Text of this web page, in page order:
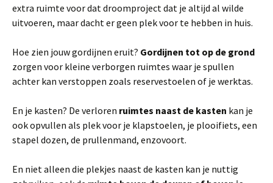
extra ruimte voor dat droomproject dat je altijd al wilde
uitvoeren, maar dacht er geen plek voor te hebben in huis.
Hoe zien jouw gordijnen eruit? Gordijnen tot op de grond
zorgen voor kleine verborgen ruimtes waar je spullen
achter kan verstoppen zoals reservestoelen of je werktas.
En je kasten? De verloren ruimtes naast de kasten kan je
ook opvullen als plek voor je klapstoelen, je plooifiets, een
stapel dozen, de prullenmand, enzovoort.
En niet alleen die plekjes naast de kasten kan je nuttig